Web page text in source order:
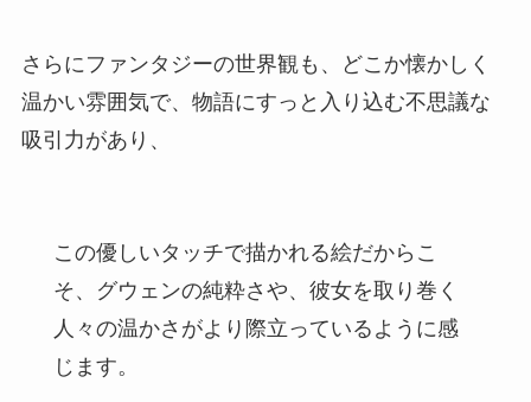
さらにファンタジーの世界観も、どこか懐かしく
温かい雰囲気で、物語にすっと入り込む不思議な
吸引力があり、
この優しいタッチで描かれる絵だからこ
そ、グウェンの純粋さや、彼女を取り巻く
人々の温かさがより際立っているように感
じます。